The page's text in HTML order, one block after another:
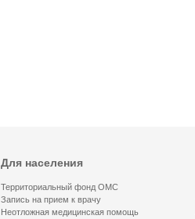
Для населения
Территориальный фонд ОМС
Запись на прием к врачу
Неотложная медицинская помощь